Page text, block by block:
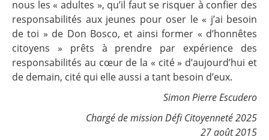
nous les « adultes », qu’il faut se risquer à confier des
responsabilités aux jeunes pour oser le « j’ai besoin
de toi » de Don Bosco, et ainsi former « d’honnêtes
citoyens » prêts à prendre par expérience des
responsabilités au cœur de la « cité » d’aujourd’hui et
de demain, cité qui elle aussi a tant besoin d’eux.
Simon Pierre Escudero
Chargé de mission Défi Citoyenneté 2025
27 août 2015